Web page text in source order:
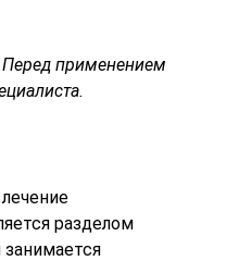
применением
разделом